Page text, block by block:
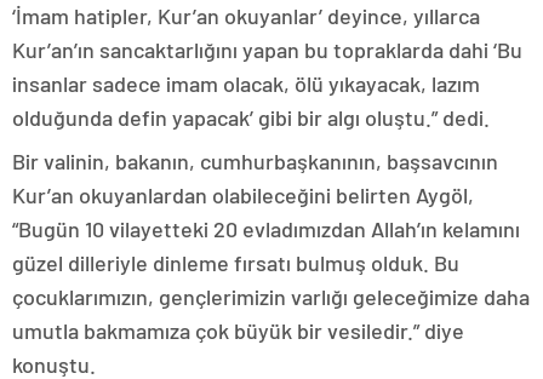
‘İmam hatipler, Kur’an okuyanlar’ deyince, yıllarca
Kur’an’ın sancaktarlığını yapan bu topraklarda dahi ‘Bu
insanlar sadece imam olacak, ölü yıkayacak, lazım
olduğunda defin yapacak’ gibi bir algı oluştu.” dedi.
Bir valinin, bakanın, cumhurbaşkanının, başsavcının
Kur’an okuyanlardan olabileceğini belirten Aygöl,
“Bugün 10 vilayetteki 20 evladımızdan Allah’ın kelamını
güzel dilleriyle dinleme fırsatı bulmuş olduk. Bu
çocuklarımızın, gençlerimizin varlığı geleceğimize daha
umutla bakmamıza çok büyük bir vesiledir.” diye
konuştu.